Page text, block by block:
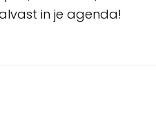
in je agenda!